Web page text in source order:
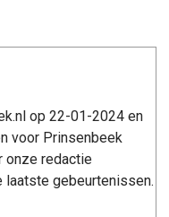
op 22-01-2024 en
voor Prinsenbeek
onze redactie
laatste gebeurtenissen.